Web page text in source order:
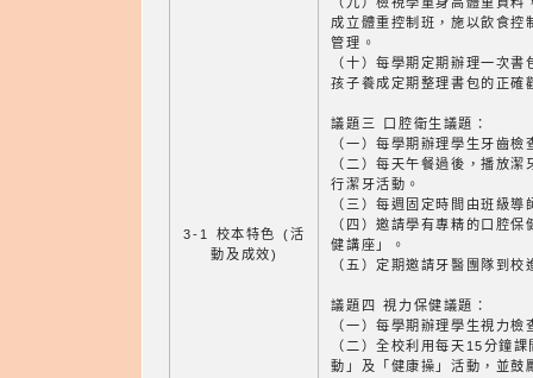
3-1 校本特色 (活
動及成效)
成立體重控制班，施以飲食控
管理。
（十）每學期定期辦理一次
孩子養成定期整理書包的正確
議題三 口腔衛生議題：
（一）每學期辦理學生牙齒
（二）每天午餐過後，播放
行潔牙活動。
（三）每週固定時間由班級
（四）邀請學有專精的口腔
健講座」。
（五）定期邀請牙醫團隊到
議題四 視力保健議題：
（一）每學期辦理學生視力
（二）全校利用每天15分鐘
動」及「健康操」活動，並鼓